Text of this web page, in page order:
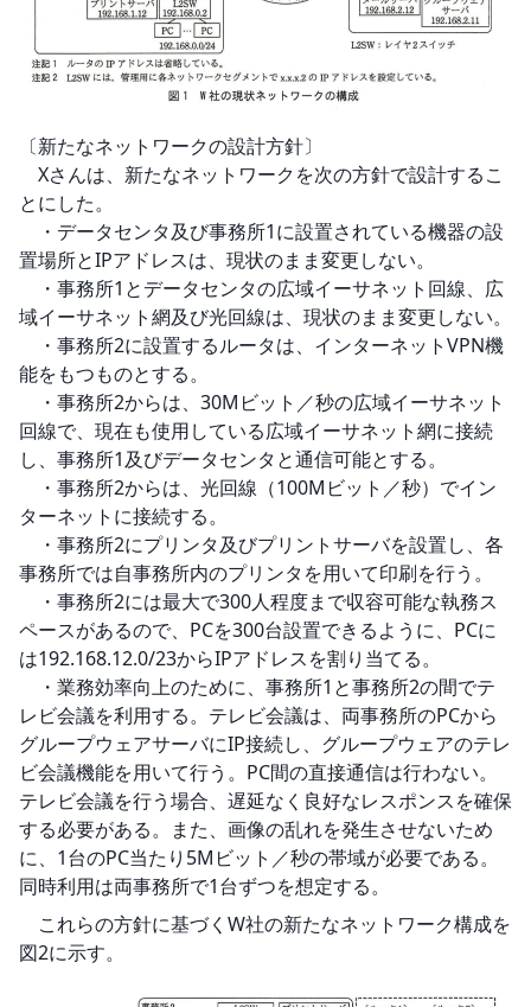
〔新たなネットワークの設計方針〕
Xさんは、新たなネットワークを次の方針で設計するこ
とにした。
・データセンタ及び事務所1に設置されている機器の設
置場所とIPアドレスは、現状のまま変更しない。
・事務所1とデータセンタの広域イーサネット回線、広
域イーサネット網及び光回線は、現状のまま変更しない。
・事務所2に設置するルータは、インターネットVPN機
能をもつものとする。
・事務所2からは、30Mビット／秒の広域イーサネット
回線で、現在も使用している広域イーサネット網に接続
し、事務所1及びデータセンタと通信可能とする。
・事務所2からは、光回線（100Mビット／秒）でイン
ターネットに接続する。
・事務所2にプリンタ及びプリントサーバを設置し、各
事務所では自事務所内のプリンタを用いて印刷を行う。
・事務所2には最大で300人程度まで収容可能な執務ス
ペースがあるので、PCを300台設置できるように、PCに
は192.168.12.0/23からIPアドレスを割り当てる。
・業務効率向上のために、事務所1と事務所2の間でテ
レビ会議を利用する。テレビ会議は、両事務所のPCから
グループウェアサーバにIP接続し、グループウェアのテレ
ビ会議機能を用いて行う。PC間の直接通信は行わない。
テレビ会議を行う場合、遅延なく良好なレスポンスを確保
する必要がある。また、画像の乱れを発生させないため
に、1台のPC当たり5Mビット／秒の帯域が必要である。
同時利用は両事務所で1台ずつを想定する。
これらの方針に基づくW社の新たなネットワーク構成を
図2に示す。